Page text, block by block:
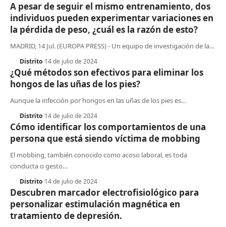
A pesar de seguir el mismo entrenamiento, dos
individuos pueden experimentar variaciones en
la pérdida de peso, ¿cuál es la razón de esto?
MADRID, 14 Jul. (EUROPA PRESS) - Un equipo de investigación de la…
Distrito 14 de julio de 2024
¿Qué métodos son efectivos para eliminar los
hongos de las uñas de los pies?
Aunque la infección por hongos en las uñas de los pies es…
Distrito 14 de julio de 2024
Cómo identificar los comportamientos de una
persona que está siendo víctima de mobbing
El mobbing, también conocido como acoso laboral, es toda
conducta o gesto…
Distrito 14 de julio de 2024
Descubren marcador electrofisiológico para
personalizar estimulación magnética en
tratamiento de depresión.